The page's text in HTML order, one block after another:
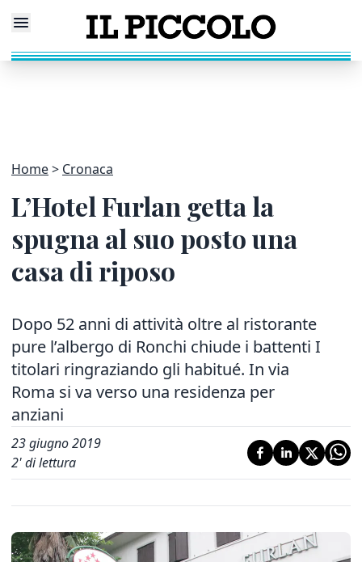
Home Cronaca
L’Hotel Furlan getta la
spugna al suo posto una
casa di riposo
Dopo 52 anni di attività oltre al ristorante
pure l’albergo di Ronchi chiude i battenti I
titolari ringraziando gli habitué. In via
Roma si va verso una residenza per
anziani
23 giugno 2019
2' di lettura